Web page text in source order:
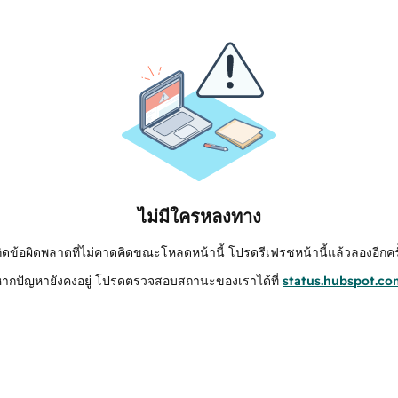
ไม่มีใครหลงทาง
ดข้อผิดพลาดที่ไม่คาดคิดขณะโหลดหน้านี้ โปรดรีเฟรชหน้านี้แล้วลองอีกค
กปัญหายังคงอยู่ โปรดตรวจสอบสถานะของเราได้ที่